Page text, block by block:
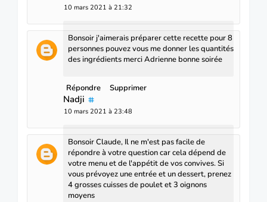
10 mars 2021 à 21:32
Bonsoir j'aimerais préparer cette recette pour 8
personnes pouvez vous me donner les quantités
des ingrédients merci Adrienne bonne soirée
Répondre Supprimer
Nadji
10 mars 2021 à 23:48
Bonsoir Claude, Il ne m'est pas facile de
répondre à votre question car cela dépend de
votre menu et de l'appétit de vos convives. Si
vous prévoyez une entrée et un dessert, prenez
4 grosses cuisses de poulet et 3 oignons
moyens